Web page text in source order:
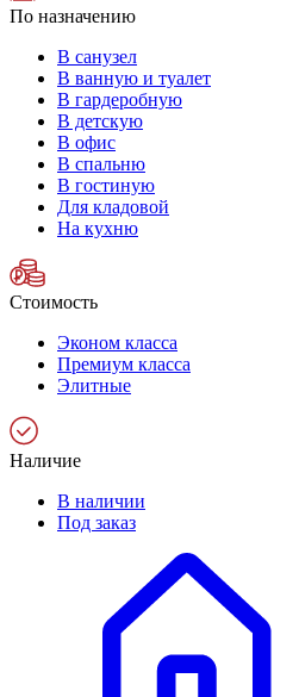
По назначению
В санузел
В ванную и туалет
В гардеробную
В детскую
В офис
В спальню
В гостиную
Для кладовой
На кухню
Стоимость
Эконом класса
Премиум класса
Элитные
Наличие
В наличии
Под заказ